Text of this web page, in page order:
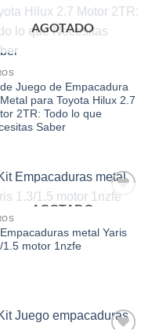
wishlist
AGOTADO
Juego de Empacadura
para Toyota Hilux 2.7
2TR: Todo lo que
Saber
AGOTADO
metal Yaris
1.5 motor 1nzfe